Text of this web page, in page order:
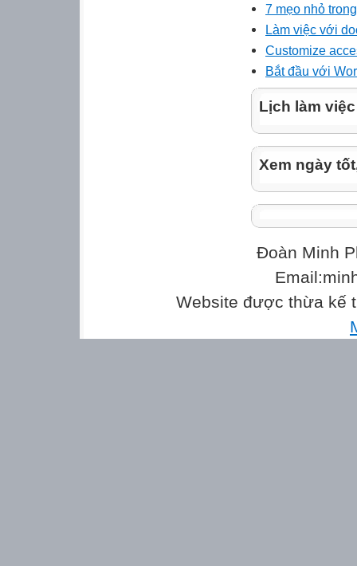
7 mẹo nhỏ
Làm việc với
Customize
Bắt đầu với
Lịch làm việc
Xem ngày
Đoàn Minh
Website được thừa kế